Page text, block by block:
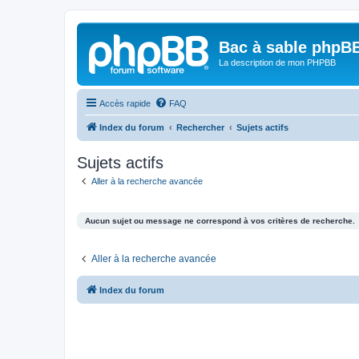
Bac à sable
La description de mon PHPBB
Accès rapide FAQ
Index du forum Rechercher Sujets actifs
Sujets actifs
Aller à la recherche avancée
Aucun sujet ou message ne correspond à vos critères de recherche.
Aller à la recherche avancée
Index du forum